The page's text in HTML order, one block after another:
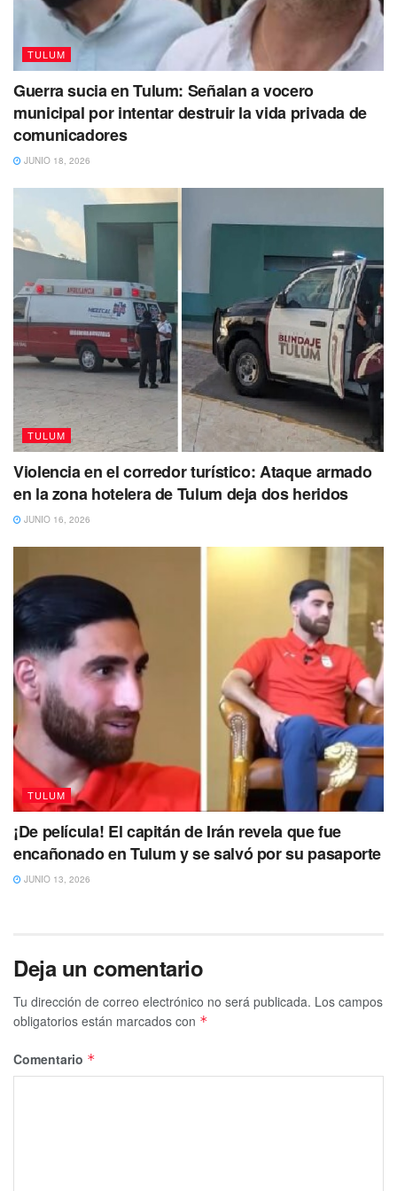
No puedes dejar de Leer
TULUM
Guerra sucia en Tulum: Señalan a vocero
municipal por intentar destruir la vida privada de
comunicadores
JUNIO 18, 2026
TULUM
Violencia en el corredor turístico: Ataque armado
en la zona hotelera de Tulum deja dos heridos
JUNIO 16, 2026
TULUM
¡De película! El capitán de Irán revela que fue
encañonado en Tulum y se salvó por su pasaporte
JUNIO 13, 2026
Deja un comentario
Tu dirección de correo electrónico no será publicada. Los campos
obligatorios están marcados con *
Comentario *